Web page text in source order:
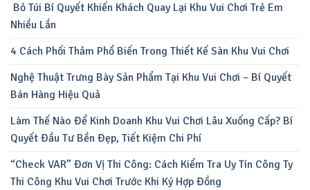
Bỏ Túi Bí Quyết Khiến Khách Quay Lại Khu Vui Chơi Trẻ Em
Nhiều Lần
4 Cách Phối Thảm Phổ Biến Trong Thiết Kế Sàn Khu Vui Chơi
Nghệ Thuật Trưng Bày Sản Phẩm Tại Khu Vui Chơi – Bí Quyết
Bán Hàng Hiệu Quả
Làm Thế Nào Để Kinh Doanh Khu Vui Chơi Lâu Xuống Cấp? Bí
Quyết Đầu Tư Bền Đẹp, Tiết Kiệm Chi Phí
“Check VAR” Đơn Vị Thi Công: Cách Kiểm Tra Uy Tín Công Ty
Thi Công Khu Vui Chơi Trước Khi Ký Hợp Đồng